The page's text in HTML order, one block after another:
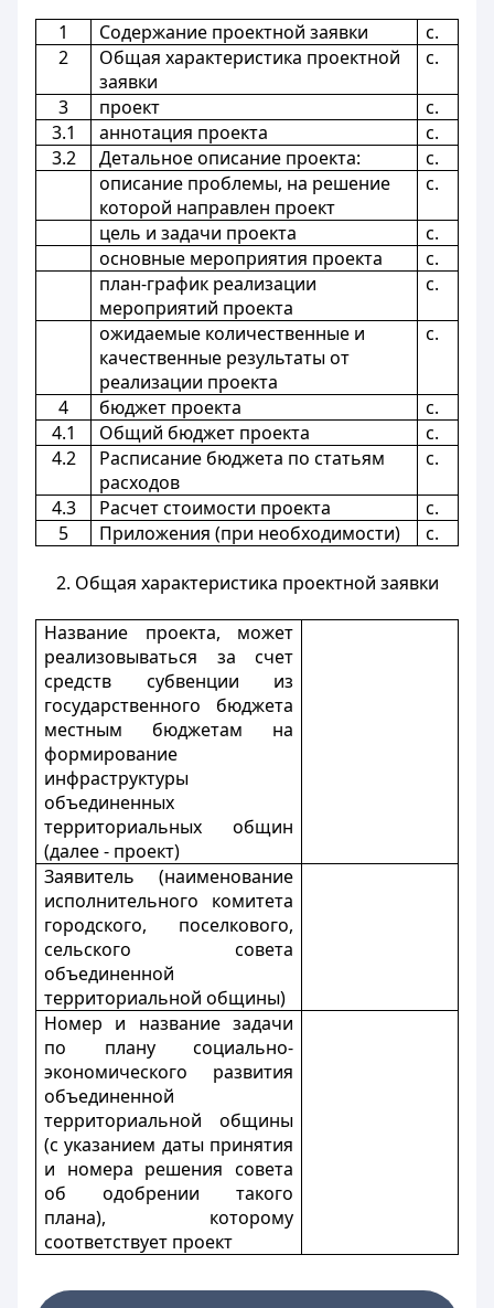
1 Содержание проектной заявки
с.
2
Общая характеристика проектной
заявки
с.
3 проект
с.
3.1
аннотация проекта
с.
3.2
Детальное описание проекта:
с.
описание проблемы, на решение
которой направлен проект
с.
цель и задачи проекта
с.
основные мероприятия проекта
с.
план-график реализации
мероприятий проекта
с.
ожидаемые количественные и
качественные результаты от
реализации проекта
с.
4 бюджет проекта
с.
4.1
Общий бюджет проекта
с.
4.2
Расписание бюджета по статьям
расходов
с.
4.3 Расчет стоимости проекта
с.
5
Приложения (при необходимости) с.
2. Общая характеристика проектной заявки
Название проекта, может
реализовываться за счет
средств субвенции из
государственного бюджета
местным бюджетам на
формирование
инфраструктуры
объединенных
территориальных общин
(далее - проект)
Заявитель (наименование
исполнительного комитета
городского, поселкового,
сельского совета
объединенной
территориальной общины)
Номер и название задачи
по плану социально-
экономического развития
объединенной
территориальной общины
(с указанием даты принятия
и номера решения совета
об одобрении такого
плана), которому
соответствует проект